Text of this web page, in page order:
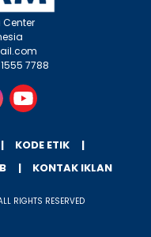
7788
KODE ETIK
KONTAK IKLAN
RIGHTS RESERVED